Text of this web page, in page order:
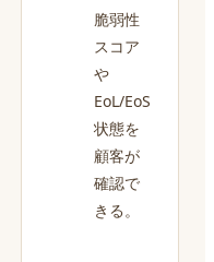
脆弱性
スコア
や
EoL/EoS
状態を
顧客が
確認で
きる。